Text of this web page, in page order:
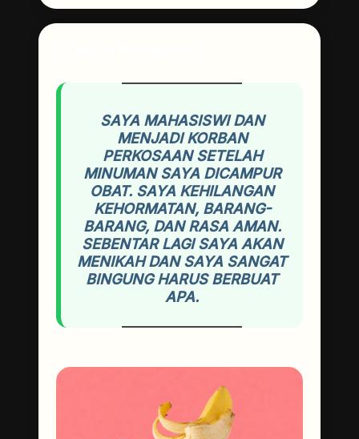
SAYA MAHASISWI DAN
MENJADI KORBAN
PERKOSAAN SETELAH
MINUMAN SAYA DICAMPUR
OBAT. SAYA KEHILANGAN
KEHORMATAN, BARANG-
BARANG, DAN RASA AMAN.
SEBENTAR LAGI SAYA AKAN
MENIKAH DAN SAYA SANGAT
BINGUNG HARUS BERBUAT
APA.